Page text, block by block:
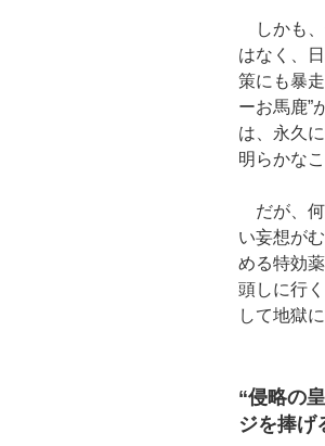
しかも、
はなく、
策にも暴
ーお馬鹿”
は、永久
明らかなこ
だが、何
い妄想が
める特効
頭しに行
して地獄
“侵略の
ジを捧げ